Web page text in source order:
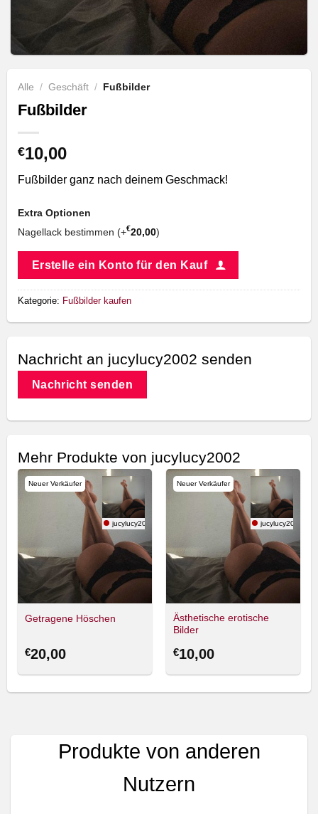
Alle / Geschäft / Fußbilder
Fußbilder
€10,00
Fußbilder ganz nach deinem Geschmack!
Extra Optionen
Nagellack bestimmen (+€20,00)
Erstelle ein Konto für den Kauf
Kategorie: Fußbilder kaufen
Nachricht an jucylucy2002 senden
Nachricht senden
Mehr Produkte von jucylucy2002
Neuer Verkäufer
jucylucy2002
Getragene Höschen
€20,00
Neuer Verkäufer
jucylucy2002
Ästhetische erotische
Bilder
€10,00
Produkte von anderen
Nutzern